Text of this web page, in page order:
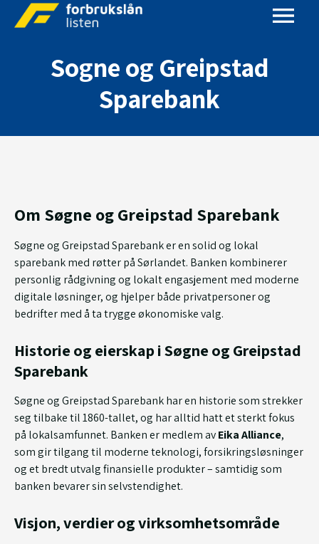
Sogne og Greipstad
Sparebank
Om Søgne og Greipstad Sparebank
Søgne og Greipstad Sparebank er en solid og lokal
sparebank med røtter på Sørlandet. Banken kombinerer
personlig rådgivning og lokalt engasjement med moderne
digitale løsninger, og hjelper både privatpersoner og
bedrifter med å ta trygge økonomiske valg.
Historie og eierskap i Søgne og Greipstad
Sparebank
Søgne og Greipstad Sparebank har en historie som strekker
seg tilbake til 1860-tallet, og har alltid hatt et sterkt fokus
på lokalsamfunnet. Banken er medlem avEika Alliance,
som gir tilgang til moderne teknologi, forsikringsløsninger
og et bredt utvalg finansielle produkter – samtidig som
banken bevarer sin selvstendighet.
Visjon, verdier og virksomhetsområde